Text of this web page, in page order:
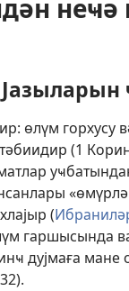
неҹә
өлүм горхусу
тәбиидир (1
(
гаршысында
дујмаға мане